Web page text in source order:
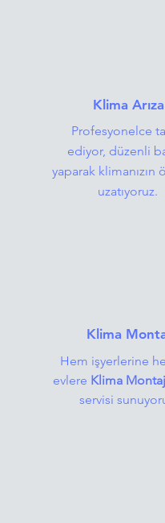
Klima Arıza
Profesyonelce
ediyor, düzenli
yaparak klimanızın
uzatıyoruz.
Klima
Hem işyerlerine
evlere Klima Montaj
servisi